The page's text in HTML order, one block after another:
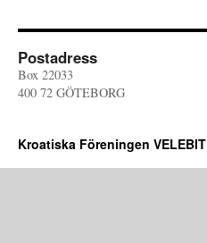
Postadress
Box 22033
400 72 GÖTEBORG
Kroatiska Föreningen VELEBIT